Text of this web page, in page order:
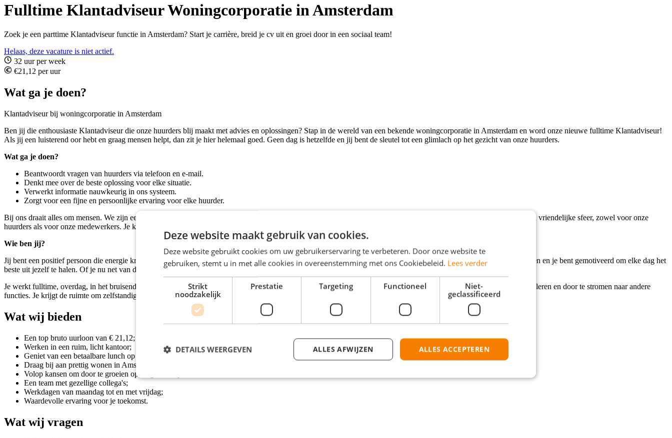
Fulltime Klantadviseur Woningcorporatie in Amsterdam
Zoek je een parttime Klantadviseur functie in Amsterdam? Start je carrière, breid je cv uit en groei door in een sociaal team!
Helaas, deze vacature is niet actief.
32 uur per week
€21,12 per uur
Wat ga je doen?
Klantadviseur bij woningcorporatie in Amsterdam
Ben jij die enthousiaste Klantadviseur die onze huurders blij maakt met advies en oplossingen? Stap in de wereld van een bekende woningcorporatie in Amsterdam en word onze nieuwe fulltime Klantadviseur!
Als jij een luisterend oor hebt en graag mensen helpt, dan zit je hier helemaal goed. Geen dag is hetzelfde en jij bent de sleutel tot een glimlach op het gezicht van onze huurders.
Wat ga je doen?
Beantwoordt vragen van huurders via telefoon en e-mail.
Denkt mee over de beste oplossing voor elke situatie.
Verwerkt informatie nauwkeurig in ons systeem.
Zorgt voor een fijne en persoonlijke ervaring voor elke huurder.
Bij ons draait alles om mensen. We zijn een woningcorporatie die zich inzet voor betaalbaar en prettig wonen in Amsterdam. We geloven in een betrokken aanpak en een vriendelijke sfeer, zowel voor onze
huurders als voor onze medewerkers. Je komt terecht in een team waar samenwerking en collegialiteit voorop staan.
Wie ben jij?
Jij bent een positief persoon die energie krijgt van anderen helpen. Je bent geduldig, vriendelijk en denkt altijd in oplossingen. Een uitdaging zie je als een kans om te leren en je bent gemotiveerd om elke dag het
beste uit jezelf te halen. Of je nu net van de universiteit komt of al wat ervaring hebt, als jij een hart voor klanten hebt, dan zoeken we jou!
Je werkt fulltime, overdag, in het bruisende Amsterdam. We bieden je een plek waar je kunt groeien en jezelf kunt ontwikkelen. Er zijn volop mogelijkheden om meer te leren en door te stromen naar andere
functies. Je krijgt de ruimte om zelfstandig te werken, maar bent ook onderdeel van een gezellig team.
Wat wij bieden
Een top bruto uurloon van € 21,12;
Werken in een ruim, licht kantoor;
Geniet van een betaalbare lunch op kantoor;
Draag bij aan prettig wonen in Amsterdam;
Volop kansen om door te groeien op langer termijn;
Een team met gezellige collega's;
Werkdagen van maandag tot en met vrijdag;
Waardevolle ervaring voor je toekomst.
Wat wij vragen
Deze website maakt gebruik van cookies.
Deze website gebruikt cookies om uw gebruikerservaring te verbeteren. Door onze website te
gebruiken, stemt u in met alle cookies in overeenstemming met ons Cookiebeleid. Lees verder
Strikt
noodzakelijk
Prestatie Targeting Functioneel
Niet-
geclassificeerd
ALLES ACCEPTEREN
ALLES AFWIJZEN
DETAILS WEERGEVEN